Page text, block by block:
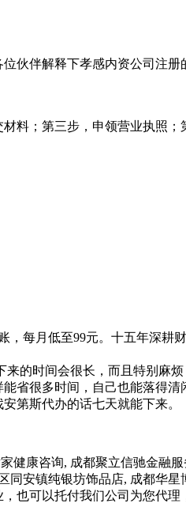
伙伴解释下孝感内资公司注
料；第三步，申领营业执照
每月低至99元。十五年深耕
的时间会很长，而且特别麻烦
省很多时间，自己也能落得
第斯代办的话七天就能下来。
康咨询, 成都聚立信驰金融
安镇纯银坊饰品店, 成都华
也可以托付我们公司为您代理